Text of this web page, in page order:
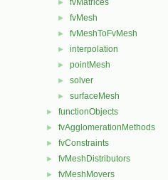
► fvMatrices
► fvMesh
► fvMeshToFvMesh
► interpolation
► pointMesh
► solver
► surfaceMesh
► functionObjects
► fvAgglomerationMethods
► fvConstraints
► fvMeshDistributors
► fvMeshMovers